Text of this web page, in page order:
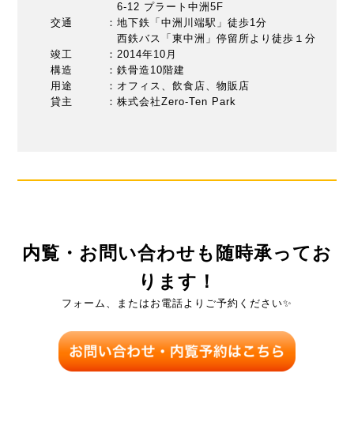
6-12 プラート中洲5F
交通 ：地下鉄「中洲川端駅」徒歩1分
西鉄バス「東中洲」停留所より徒歩１分
竣工 ：2014年10月
構造 ：鉄骨造10階建
用途 ：オフィス、飲食店、物販店
貸主 ：株式会社Zero-Ten Park
内覧・お問い合わせも随時承ってお
ります！
フォーム、またはお電話よりご予約ください✨